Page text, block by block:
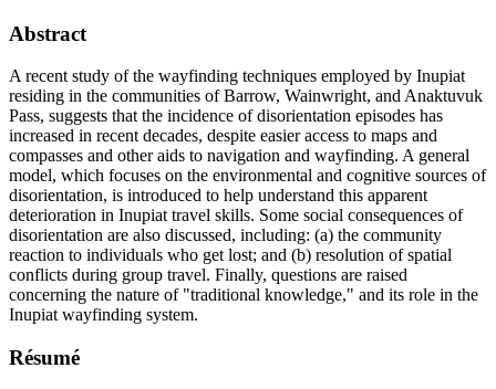
Abstract
A recent study of the wayfinding techniques employed by Inupiat
residing in the communities of Barrow, Wainwright, and Anaktuvuk
Pass, suggests that the incidence of disorientation episodes has
increased in recent decades, despite easier access to maps and
compasses and other aids to navigation and wayfinding. A general
model, which focuses on the environmental and cognitive sources of
disorientation, is introduced to help understand this apparent
deterioration in Inupiat travel skills. Some social consequences of
disorientation are also discussed, including: (a) the community
reaction to individuals who get lost; and (b) resolution of spatial
conflicts during group travel. Finally, questions are raised
concerning the nature of "traditional knowledge," and its role in the
Inupiat wayfinding system.
Résumé